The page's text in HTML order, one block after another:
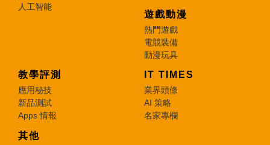
人工智能
遊戲動漫
熱門遊戲
電競裝備
動漫玩具
教學評測
應用秘技
新品測試
Apps 情報
IT TIMES
業界頭條
AI 策略
名家專欄
其他